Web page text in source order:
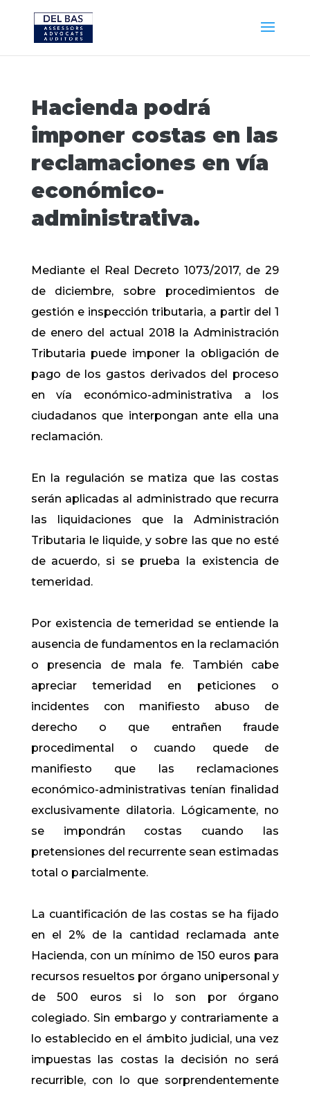
Hacienda podrá
imponer costas en las
reclamaciones en vía
económico-
administrativa.
Mediante el Real Decreto 1073/2017, de 29
de diciembre, sobre procedimientos de
gestión e inspección tributaria, a partir del 1
de enero del actual 2018 la Administración
Tributaria puede imponer la obligación de
pago de los gastos derivados del proceso
en vía económico-administrativa a los
ciudadanos que interpongan ante ella una
reclamación.
En la regulación se matiza que las costas
serán aplicadas al administrado que recurra
las liquidaciones que la Administración
Tributaria le liquide, y sobre las que no esté
de acuerdo, si se prueba la existencia de
temeridad.
Por existencia de temeridad se entiende la
ausencia de fundamentos en la reclamación
o presencia de mala fe. También cabe
apreciar temeridad en peticiones o
incidentes con manifiesto abuso de
derecho o que entrañen fraude
procedimental o cuando quede de
manifiesto que las reclamaciones
económico-administrativas tenían finalidad
exclusivamente dilatoria. Lógicamente, no
se impondrán costas cuando las
pretensiones del recurrente sean estimadas
total o parcialmente.
La cuantificación de las costas se ha fijado
en el 2% de la cantidad reclamada ante
Hacienda, con un mínimo de 150 euros para
recursos resueltos por órgano unipersonal y
de 500 euros si lo son por órgano
colegiado. Sin embargo y contrariamente a
lo establecido en el ámbito judicial, una vez
impuestas las costas la decisión no será
recurrible, con lo que sorprendentemente